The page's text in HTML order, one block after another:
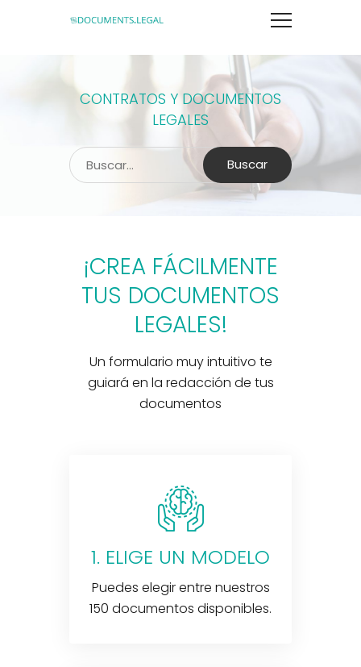
CONTRATOS Y DOCUMENTOS
LEGALES
Buscar
¡CREA FÁCILMENTE
TUS DOCUMENTOS
LEGALES!
Un formulario muy intuitivo te
guiará en la redacción de tus
documentos
1. ELIGE UN MODELO
Puedes elegir entre nuestros
150 documentos disponibles.